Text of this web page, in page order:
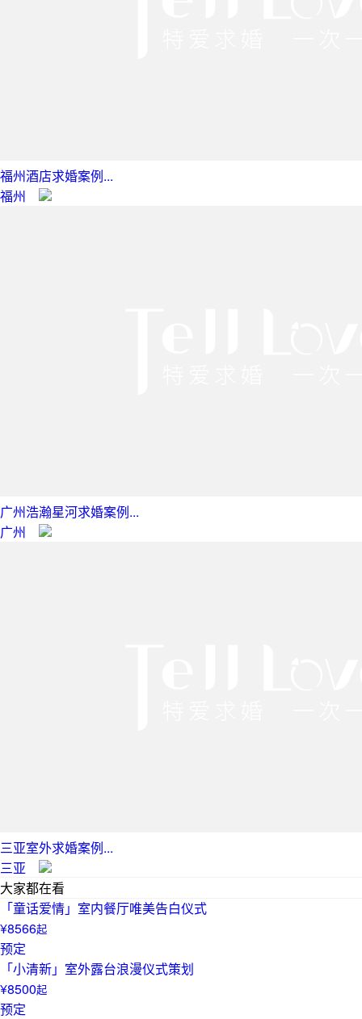
福州酒店求婚案例...
福州
广州浩瀚星河求婚案例...
广州
三亚室外求婚案例...
三亚
大家都在看
「童话爱情」室内餐厅唯美告白仪式
¥8566起
预定
「小清新」室外露台浪漫仪式策划
¥8500起
预定